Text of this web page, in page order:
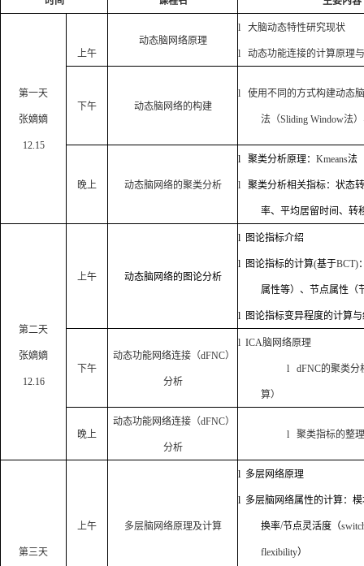
第一天
张嫡嫡
12.15
上午
动态脑网络原理
l 大脑动态特性研究现状
l 动态功能连接的计算原理
下午 动态脑网络的构建
l 使用不同的方式构建动态
法（Sliding Window法
晚上 动态脑网络的聚类分析
l 聚类分析原理： Kmeans法
l 聚类分析相关指标：状态
率、平均居留时间、转
第二天
张嫡嫡
12.16
上午 动态脑网络的图论分析
l 图论指标介绍
l 图论指标的计算(基于BCT)
属性等）、节点属性（
l 图论指标变异程度的计算
下午
动态功能网络连接（dFNC）
分析
l ICA脑网络原理
l dFNC的聚类分
算）
晚上
动态功能网络连接（dFNC）
分析
l 聚类指标的整
第三天
上午 多层脑网络原理及计算
l 多层网络原理
l 多层脑网络属性的计算：
换率/节点灵活度（
flexibility）